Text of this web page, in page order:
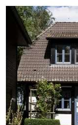
3-Raum
2 Erwachsene und 2